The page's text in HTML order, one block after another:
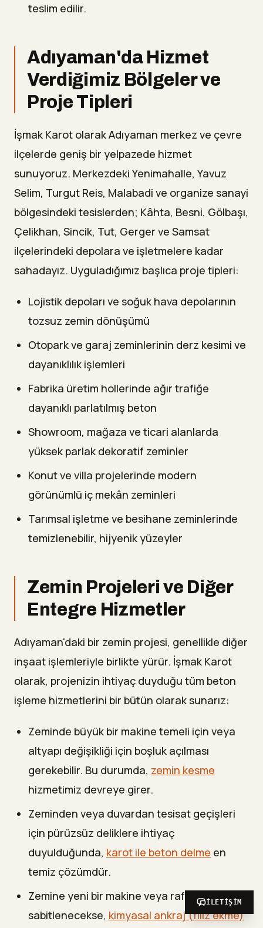
teslim edilir.
Adıyaman'da Hizmet
Verdiğimiz Bölgeler ve
Proje Tipleri
İşmak Karot olarak Adıyaman merkez ve çevre
ilçelerde geniş bir yelpazede hizmet
sunuyoruz. Merkezdeki Yenimahalle, Yavuz
Selim, Turgut Reis, Malabadi ve organize sanayi
bölgesindeki tesislerden; Kâhta, Besni, Gölbaşı,
Çelikhan, Sincik, Tut, Gerger ve Samsat
ilçelerindeki depolara ve işletmelere kadar
sahadayız. Uyguladığımız başlıca proje tipleri:
Lojistik depoları ve soğuk hava depolarının
tozsuz zemin dönüşümü
Otopark ve garaj zeminlerinin derz kesimi ve
dayanıklılık işlemleri
Fabrika üretim hollerinde ağır trafiğe
dayanıklı parlatılmış beton
Showroom, mağaza ve ticari alanlarda
yüksek parlak dekoratif zeminler
Konut ve villa projelerinde modern
görünümlü iç mekân zeminleri
Tarımsal işletme ve besihane zeminlerinde
temizlenebilir, hijyenik yüzeyler
Zemin Projeleri ve Diğer
Entegre Hizmetler
Adıyaman'daki bir zemin projesi, genellikle diğer
inşaat işlemleriyle birlikte yürür. İşmak Karot
olarak, projenizin ihtiyaç duyduğu tüm beton
işleme hizmetlerini bir bütün olarak sunarız:
Zeminde büyük bir makine temeli için veya
altyapı değişikliği için boşluk açılması
gerekebilir. Bu durumda, zemin kesme
hizmetimiz devreye girer.
Zeminden veya duvardan tesisat geçişleri
için pürüzsüz deliklere ihtiyaç
duyulduğunda, karot ile beton delme en
temiz çözümdür.
Zemine yeni bir makine veya raf sistemi
sabitlenecekse, kimyasal ankraj (filiz ekme)
İLETIŞIM